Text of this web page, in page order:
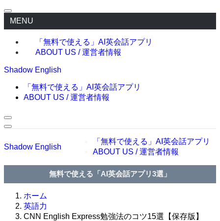
MENU
「無料で使える」AI英会話アプリ
ABOUT US / 運営者情報
Shadow English
「無料で使える」AI英会話アプリ
ABOUT US / 運営者情報
Shadow English
「無料で使える」AI英会話アプリ
ABOUT US / 運営者情報
無料で使える「AI英会話アプリ3選」
ホーム
英語力
CNN English Express勉強法のコツ15選【保存版】